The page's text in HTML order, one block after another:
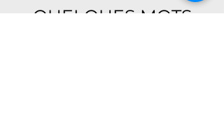
QUELQUES MOTS